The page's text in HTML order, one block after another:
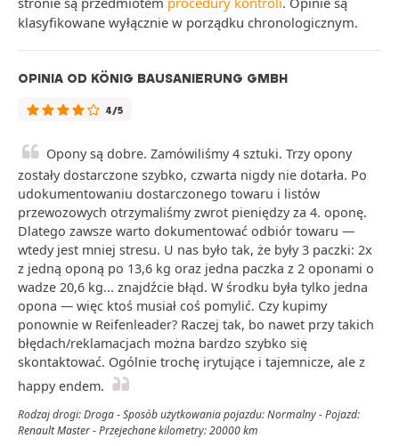
klasyfikowane wyłącznie w porządku chronologicznym.
OPINIA OD KÖNIG BAUSANIERUNG GMBH
4/5
Opony są dobre. Zamówiliśmy 4 sztuki. Trzy opony
zostały dostarczone szybko, czwarta nigdy nie dotarła. Po
udokumentowaniu dostarczonego towaru i listów
przewozowych otrzymaliśmy zwrot pieniędzy za 4. oponę.
Dlatego zawsze warto dokumentować odbiór towaru —
wtedy jest mniej stresu. U nas było tak, że były 3 paczki: 2x
z jedną oponą po 13,6 kg oraz jedna paczka z 2 oponami o
wadze 20,6 kg... znajdźcie błąd. W środku była tylko jedna
opona — więc ktoś musiał coś pomylić. Czy kupimy
ponownie w Reifenleader? Raczej tak, bo nawet przy takich
błędach/reklamacjach można bardzo szybko się
skontaktować. Ogólnie trochę irytujące i tajemnicze, ale z
happy endem.
Rodzaj drogi: Droga - Sposób użytkowania pojazdu: Normalny - Pojazd:
Renault Master - Przejechane kilometry: 20000 km